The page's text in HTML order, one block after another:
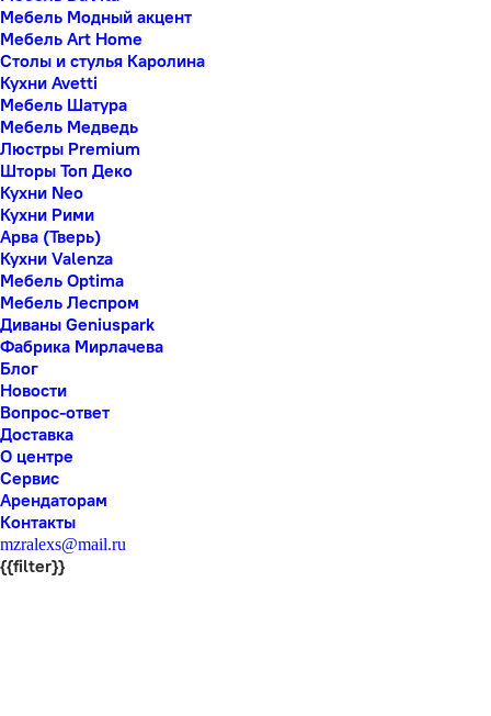
Мебель Модный акцент
Мебель Art Home
Столы и стулья Каролина
Кухни Avetti
Мебель Шатура
Мебель Медведь
Люстры Premium
Шторы Топ Деко
Кухни Neo
Кухни Рими
Арва (Тверь)
Кухни Valenza
Мебель Optima
Мебель Леспром
Диваны Geniuspark
Фабрика Мирлачева
Блог
Новости
Вопрос-ответ
Доставка
О центре
Сервис
Арендаторам
Контакты
mzralexs@mail.ru
{{filter}}